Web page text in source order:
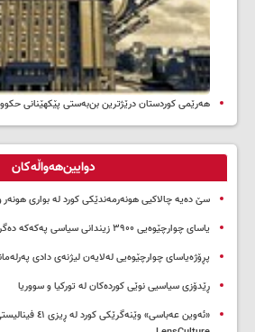
هەرێمی کوردستان درێژترین بن‌بەستی پێکهێنانی
دوایین‌هەواڵەکان
سێ دەیە چالاکیی هونەرمەندێکی کورد لە بواری هونەر و
یاسای چوارچێوەیی ۳۹۰۰ زیندانی سیاسی پەکەکە دەگرێتەوە
پڕۆژەیاسای چوارچێوەیی لەلایەن لیژنەی دادی
ڕێدۆزی سیاسیی نوێی کوردەکان لە تورکیا و سووریا
«ئەوین عەباسی»